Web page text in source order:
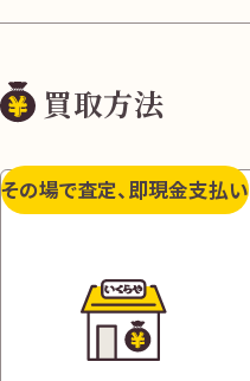
買取方法
その場で査定、即現金支払い